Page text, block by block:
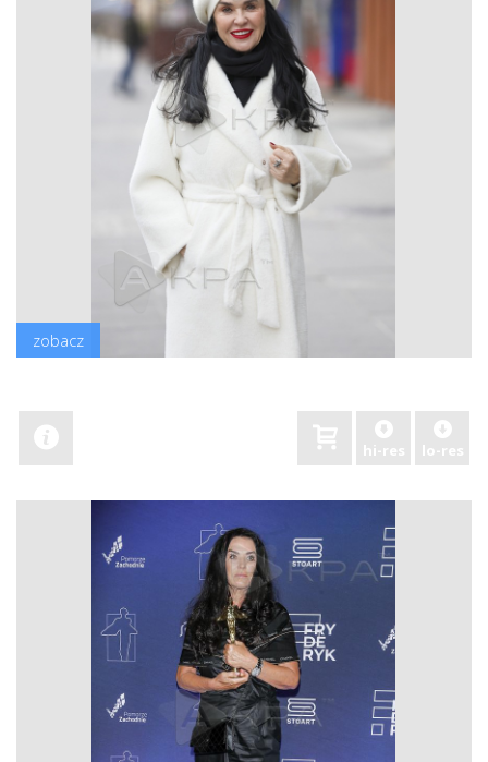
zobacz
hi-res lo-res